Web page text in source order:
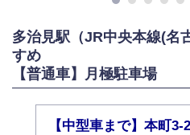
多治見駅（JR中央本線(名
すめ
【普通車】月極駐車場
【中型車まで】本町3-